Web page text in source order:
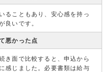
ることもあり、安心感を持っ
良いです。
悪かった点
き面で比較すると、申込から
感じました。必要書類は給与